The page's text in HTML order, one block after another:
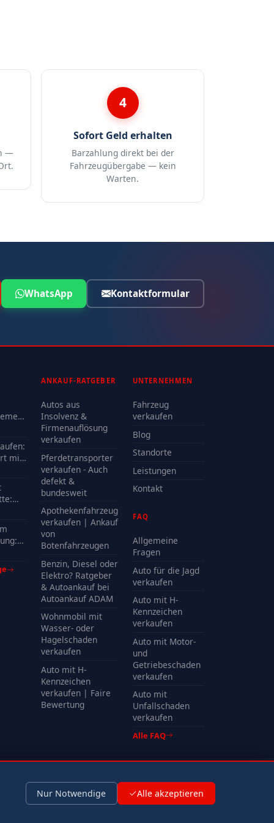
—
4
Sofort Geld erhalten
Barzahlung direkt bei der
Fahrzeugübergabe — kein
Warten.
WhatsApp Kontaktformular
mit
ANKAUF-RATGEBER
Autos aus
Insolvenz &
Firmenauflösung
verkaufen
Pferdetransporter
verkaufen - Auch
defekt &
bundesweit
Apothekenfahrzeug
verkaufen | Ankauf
von
Botenfahrzeugen
Benzin, Diesel oder
Elektro? Ratgeber
& Autoankauf bei
Autoankauf ADAM
Wohnmobil mit
Wasser- oder
Hagelschaden
verkaufen
Auto mit H-
Kennzeichen
verkaufen | Faire
Bewertung
UNTERNEHMEN
Fahrzeug
verkaufen
Blog
Standorte
Leistungen
Kontakt
FAQ
Allgemeine
Fragen
Auto für die Jagd
verkaufen
Auto mit H-
Kennzeichen
verkaufen
Auto mit Motor-
und
Getriebeschaden
verkaufen
Auto mit
Unfallschaden
verkaufen
Alle FAQ
Nur Notwendige Alle akzeptieren